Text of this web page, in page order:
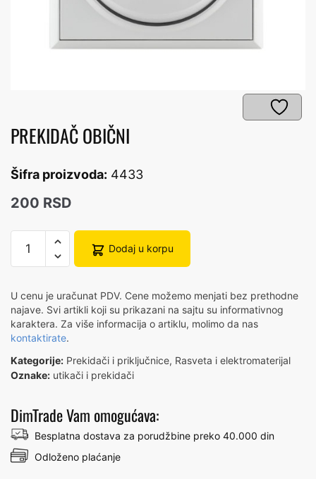
PREKIDAČ OBIČNI
Šifra proizvoda: 4433
200 RSD
U cenu je uračunat PDV. Cene možemo menjati bez prethodne
najave. Svi artikli koji su prikazani na sajtu su informativnog
karaktera. Za više informacija o artiklu, molimo da nas
kontaktirate.
Kategorije: Prekidači i priključnice, Rasveta i elektromaterijal
Oznake: utikači i prekidači
PREKIDAČ
OBIČNI
Dodaj u korpu
DimTrade Vam omogućava:
Besplatna dostava za porudžbine preko 40.000 din
Odloženo plaćanje